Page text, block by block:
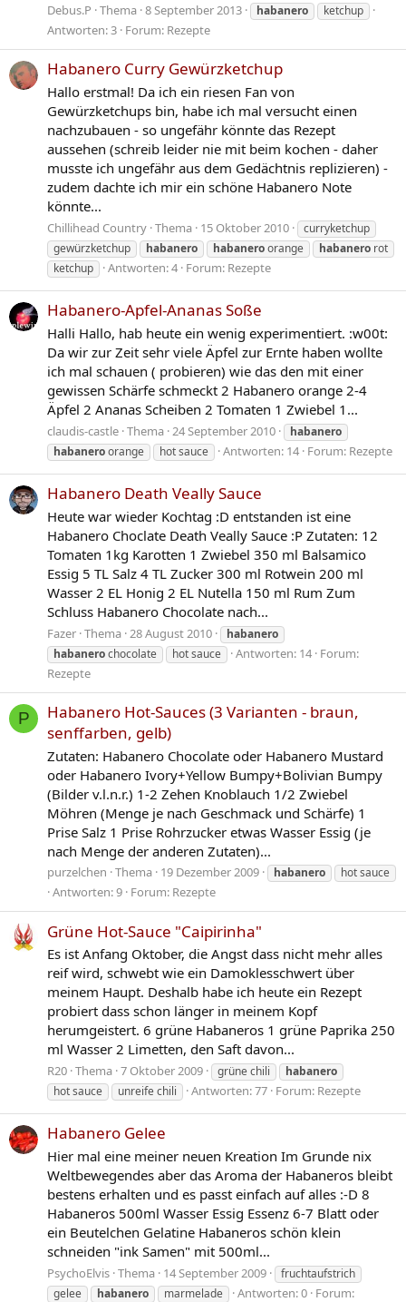
Debus.P Thema 8 September 2013 habanero ketchup
Antworten: 3 Forum: Rezepte
Habanero Curry Gewürzketchup
Hallo erstmal! Da ich ein riesen Fan von
Gewürzketchups bin, habe ich mal versucht einen
nachzubauen - so ungefähr könnte das Rezept
aussehen (schreib leider nie mit beim kochen - daher
musste ich ungefähr aus dem Gedächtnis replizieren) -
zudem dachte ich mir ein schöne Habanero Note
könnte...
Chillihead Country Thema 15 Oktober 2010
curryketchup
gewürzketchup
habanero habaneroorange habanero rot
ketchup
Antworten: 4 Forum: Rezepte
Habanero-Apfel-Ananas Soße
Halli Hallo, hab heute ein wenig experimentiert. :w00t:
Da wir zur Zeit sehr viele Äpfel zur Ernte haben wollte
ich mal schauen ( probieren) wie das den mit einer
gewissen Schärfe schmeckt 2 Habanero orange 2-4
Äpfel 2 Ananas Scheiben 2 Tomaten 1 Zwiebel 1...
claudis-castle Thema 24 September 2010
habanero
habaneroorange hot sauce Antworten: 14 Forum: Rezepte
Habanero Death Veally Sauce
Heute war wieder Kochtag :D entstanden ist eine
Habanero Choclate Death Veally Sauce :P Zutaten: 12
Tomaten 1kg Karotten 1 Zwiebel 350 ml Balsamico
Essig 5 TL Salz 4 TL Zucker 300 ml Rotwein 200 ml
Wasser 2 EL Honig 2 EL Nutella 150 ml Rum Zum
Schluss Habanero Chocolate nach...
Fazer Thema 28 August 2010
habanero
habanerochocolate hot sauce Antworten: 14 Forum:
Rezepte
P
Habanero Hot-Sauces (3 Varianten - braun,
senffarben, gelb)
Zutaten: Habanero Chocolate oder Habanero Mustard
oder Habanero Ivory+Yellow Bumpy+Bolivian Bumpy
(Bilder v.l.n.r.) 1-2 Zehen Knoblauch 1/2 Zwiebel
Möhren (Menge je nach Geschmack und Schärfe) 1
Prise Salz 1 Prise Rohrzucker etwas Wasser Essig (je
nach Menge der anderen Zutaten)...
purzelchen Thema 19 Dezember 2009 habanero hot sauce
Antworten: 9 Forum: Rezepte
Grüne Hot-Sauce "Caipirinha"
Es ist Anfang Oktober, die Angst dass nicht mehr alles
reif wird, schwebt wie ein Damoklesschwert über
meinem Haupt. Deshalb habe ich heute ein Rezept
probiert dass schon länger in meinem Kopf
herumgeistert. 6 grüne Habaneros 1 grüne Paprika 250
ml Wasser 2 Limetten, den Saft davon...
R20 Thema 7 Oktober 2009 grüne chili
habanero
hot sauce
unreife chili Antworten: 77 Forum: Rezepte
Habanero Gelee
Hier mal eine meiner neuen Kreation Im Grunde nix
Weltbewegendes aber das Aroma der Habaneros bleibt
bestens erhalten und es passt einfach auf alles :-D 8
Habaneros 500ml Wasser Essig Essenz 6-7 Blatt oder
ein Beutelchen Gelatine Habaneros schön klein
schneiden "ink Samen" mit 500ml...
PsychoElvis Thema 14 September 2009
fruchtaufstrich
gelee
habanero marmelade Antworten: 0 Forum: